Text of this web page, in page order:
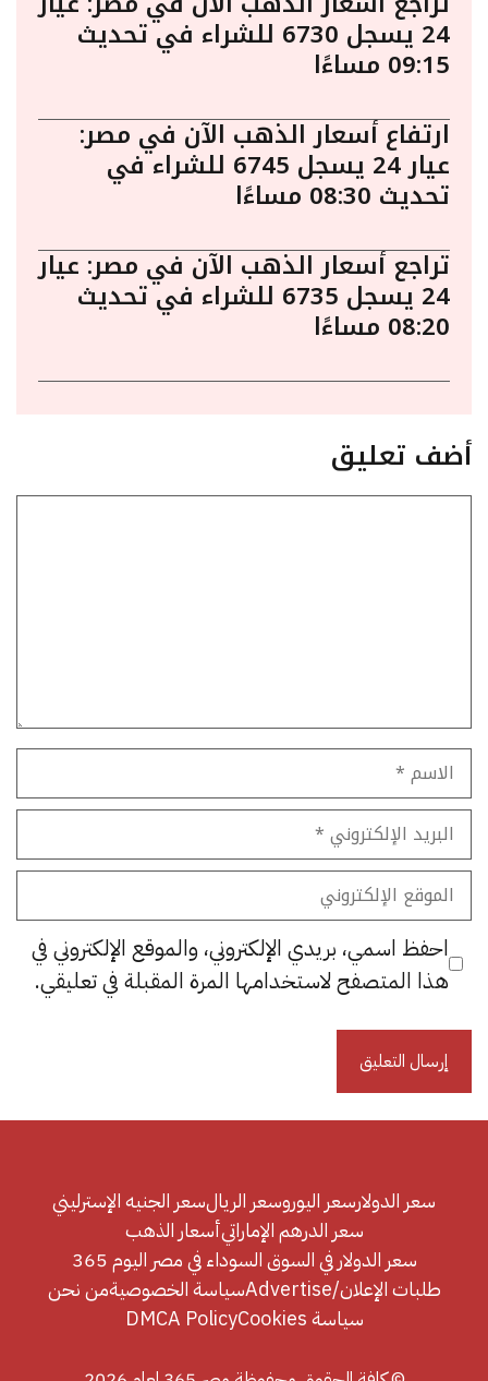
24 يسجل 6730 للشراء في تحديث
09:15 مساءًا
ارتفاع أسعار الذهب الآن في مصر:
عيار 24 يسجل 6745 للشراء في
تحديث 08:30 مساءًا
تراجع أسعار الذهب الآن في مصر: عيار
24 يسجل 6735 للشراء في تحديث
08:20 مساءًا
أضف تعليق
الاسم
البريد
الإلكتروني
الموقع
الإلكتروني
احفظ اسمي، بريدي الإلكتروني، والموقع الإلكتروني في
هذا المتصفح لاستخدامها المرة المقبلة في تعليقي.
سعر الدولارسعر اليوروسعر الريالسعر الجنيه الإسترليني
سعر الدرهم الإماراتيأسعار الذهب
سعر الدولار في السوق السوداء في مصر اليوم 365
طلبات الإعلان/Advertise
سياسة الخصوصيةمن نحن
سياسة Cookies
DMCA Policy